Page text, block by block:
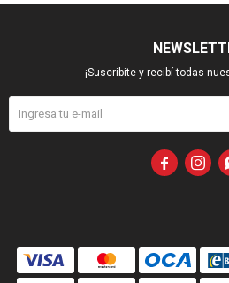
¡Suscribite y recibí todas
 